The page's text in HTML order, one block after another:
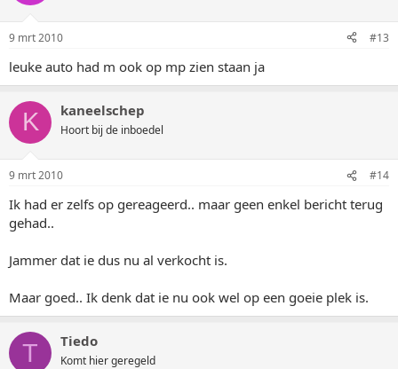
9 mrt 2010 #13
leuke auto had m ook op mp zien staan ja
K kaneelschep
Hoort bij de inboedel
9 mrt 2010 #14
Ik had er zelfs op gereageerd.. maar geen enkel bericht terug
gehad..
Jammer dat ie dus nu al verkocht is.
Maar goed.. Ik denk dat ie nu ook wel op een goeie plek is.
T Tiedo
Komt hier geregeld